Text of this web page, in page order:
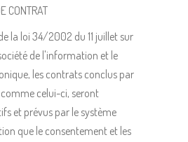
CONTRAT
la loi 34/2002 du 11 juillet sur
de l'information et le
les contrats conclus par
celui-ci, seront
et prévus par le système
que le consentement et les